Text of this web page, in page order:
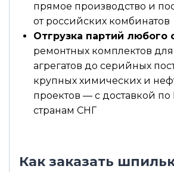
прямое производство и
от российских комбинатов
Отгрузка партий любого
ремонтных комплектов
агрегатов до серийных
крупных химических и
проектов — с доставкой
странам СНГ
Как заказать